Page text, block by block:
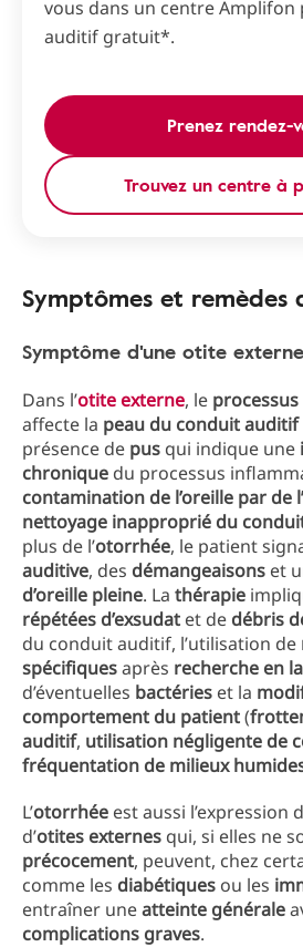
vous dans un centre
auditif gratuit*.
Prenez rendez-
Trouvez un centre à
Symptômes et remèdes
Symptôme d'une otite externe
Dans l’otite externe, le
affecte la peau du conduit
présence de pus qui indique une
chronique du processus
contamination de l’oreille par de
nettoyage inapproprié du
plus de l’otorrhée, le patient
auditive, des démangeaisons et
d’oreille pleine. La thérapie
répétées d’exsudat et de débris
du conduit auditif, l’utilisation de
spécifiquesaprès recherche en
d’éventuelles bactéries et la
comportement du patient(
auditif, utilisation négligente de
fréquentation de milieux
L’otorrhée est aussi l’expression
d’otites externes qui, si elles ne
précocement, peuvent, chez
comme les diabétiques ou les
entraîner uneatteinte générale
complications graves.